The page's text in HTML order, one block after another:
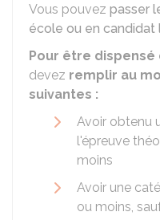
Vous pouvez passer
école ou en candidat
Pour être
devez remplir au
suivantes :
Avoir obtenu
l'épreuve
moins
Avoir une
ou moins,